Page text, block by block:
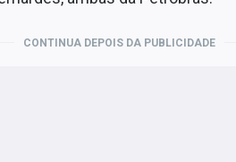
CONTINUA DEPOIS DA PUBLICIDADE